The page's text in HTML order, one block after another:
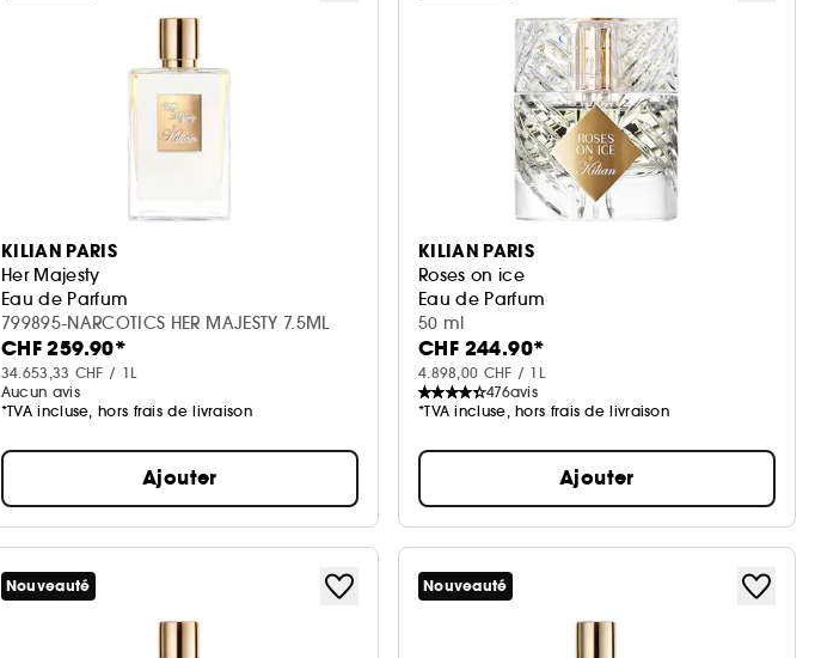
KILIAN PARIS
Her Majesty
Eau de Parfum
799895-NARCOTICS HER MAJESTY 7.5ML
CHF 259.90*
34.653,33 CHF / 1L
Aucun avis
*TVA incluse, hors frais de livraison
Ajouter
KILIAN PARIS
Roses on ice
Eau de Parfum
50 ml
CHF 244.90*
4.898,00 CHF / 1L
476avis
*TVA incluse, hors frais de livraison
Ajouter
Nouveauté Nouveauté